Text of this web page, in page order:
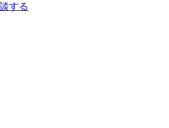
する